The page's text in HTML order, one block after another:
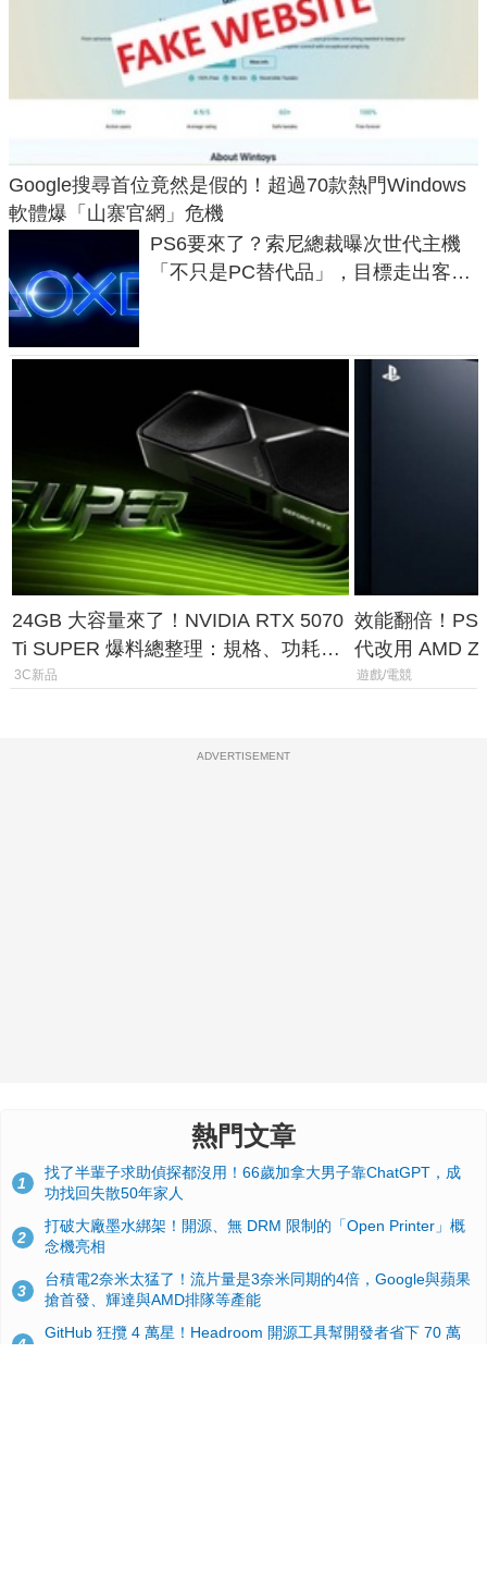
Google搜尋首位竟然是假的！超過70款熱門Windows
軟體爆「山寨官網」危機
PS6要來了？索尼總裁曝次世代主機
「不只是PC替代品」，目標走出客
24GB 大容量來了！NVIDIA RTX 5070
Ti SUPER 爆料總整理：規格、功耗、
上市時間
3C新品
效能翻倍！
代改用 AMD
120fps 與全光
遊戲/電競
ADVERTISEMENT
熱門文章
1
找了半輩子求助偵探都沒用！66歲加拿大男子靠ChatGPT，成
功找回失散50年家人
2
打破大廠墨水綁架！開源、無 DRM 限制的「Open Printer」概
念機亮相
3
台積電2奈米太猛了！流片量是3奈米同期的4倍，Google與蘋果
搶首發、輝達與AMD排隊等產能
4
GitHub 狂攬 4 萬星！Headroom 開源工具幫開發者省下 70 萬